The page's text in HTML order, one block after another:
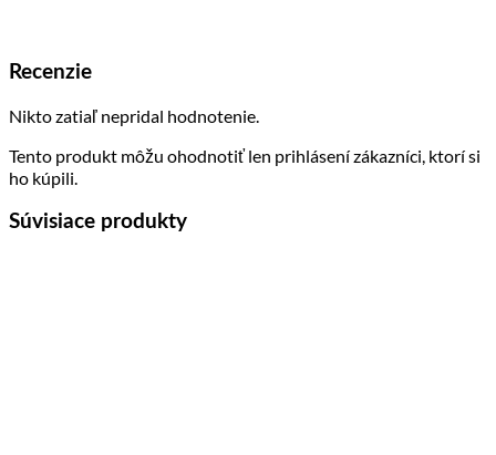
Recenzie
Nikto zatiaľ nepridal hodnotenie.
Tento produkt môžu ohodnotiť len prihlásení zákazníci, ktorí si
ho kúpili.
Súvisiace produkty